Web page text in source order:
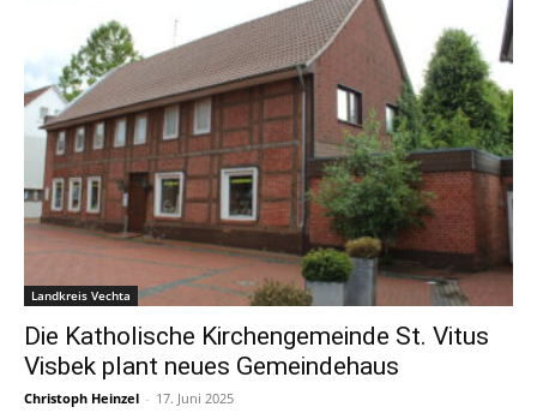
Landkreis Vechta
Die Katholische Kirchengemeinde St. Vitus
Visbek plant neues Gemeindehaus
Christoph Heinzel - 17. Juni 2025